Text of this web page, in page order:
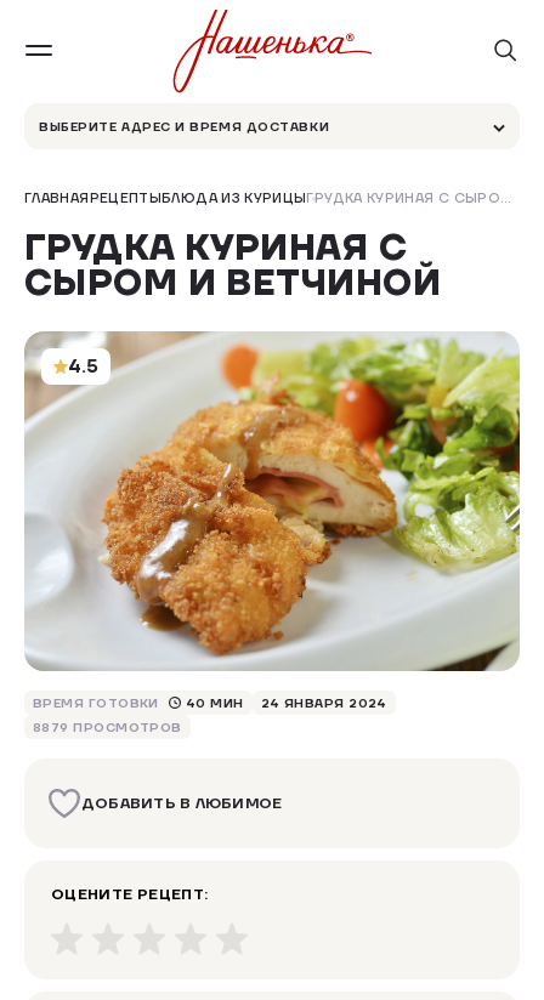
ВЫБЕРИТЕ АДРЕС И ВРЕМЯ ДОСТАВКИ
ГЛАВНАЯРЕЦЕПТЫБЛЮДА ИЗ КУРИЦЫ ГРУДКА КУРИНАЯ С СЫРОМ И ВЕТЧИНОЙ
ГРУДКА КУРИНАЯ С
СЫРОМ И ВЕТЧИНОЙ
4.5
ВРЕМЯ ГОТОВКИ 40 МИН
24 ЯНВАРЯ 2024
8879 ПРОСМОТРОВ
ДОБАВИТЬ В ЛЮБИМОЕ
ОЦЕНИТЕ РЕЦЕПТ: